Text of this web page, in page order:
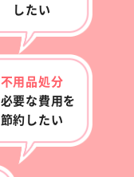
したい
不用品処分
必要な費用を
節約したい